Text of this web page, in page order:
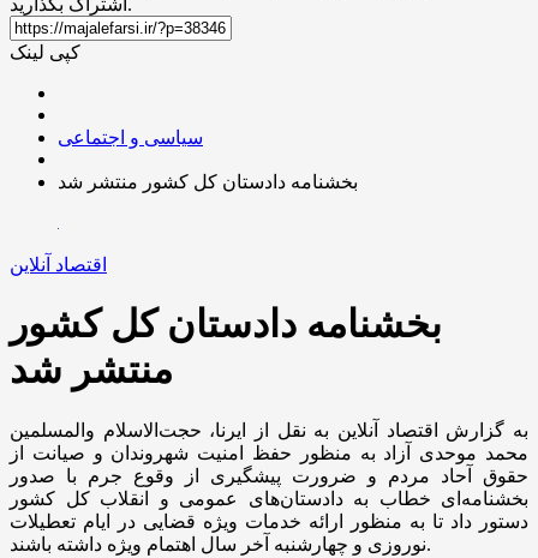
اشتراک بگذارید.
کپی لینک
سیاسی و اجتماعی
بخشنامه دادستان کل کشور منتشر شد
اقتصاد آنلاین
بخشنامه دادستان کل کشور
منتشر شد
به گزارش اقتصاد آنلاین به نقل از ایرنا، حجت‌الاسلام والمسلمین
محمد موحدی آزاد به منظور حفظ امنیت شهروندان و صیانت از
حقوق آحاد مردم و ضرورت پیشگیری از وقوع جرم با صدور
بخشنامه‌ای خطاب به دادستان‌های عمومی و انقلاب کل کشور
دستور داد تا به منظور ارائه خدمات ویژه قضایی در ایام تعطیلات
نوروزی و چهارشنبه آخر سال اهتمام ویژه داشته باشند.